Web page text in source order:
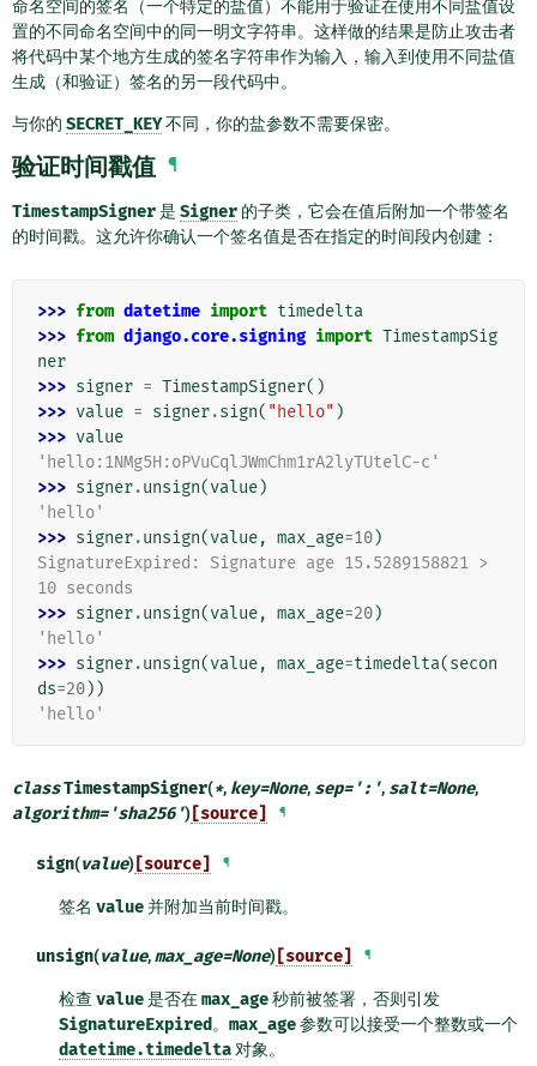
命名空间的签名（一个特定的盐值）不能用于验证在使用不同盐值设
置的不同命名空间中的同一明文字符串。这样做的结果是防止攻击者
将代码中某个地方生成的签名字符串作为输入，输入到使用不同盐值
生成（和验证）签名的另一段代码中。
与你的 SECRET_KEY不同，你的盐参数不需要保密。
验证时间戳值 ¶
TimestampSigner是 Signer 的子类，它会在值后附加一个带签名
的时间戳。这允许你确认一个签名值是否在指定的时间段内创建：
>>> from datetime import timedelta
>>> from django.core.signing import TimestampSig
ner
>>> signer = TimestampSigner()
>>> value = signer.sign( "hello" )
>>> value
'hello:1NMg5H:oPVuCqlJWmChm1rA2lyTUtelC-c'
>>> signer.unsign(value)
'hello'
>>> signer.unsign(value, max_age=10)
SignatureExpired: Signature age 15.5289158821 >
10 seconds
>>> signer.unsign(value, max_age=20)
'hello'
>>> signer.unsign(value, max_age=timedelta(secon
ds=20))
'hello'
classTimestampSigner(*, key=None, sep=':', salt=None,
algorithm='sha256') [source] ¶
sign(value)[source] ¶
签名value并附加当前时间戳。
unsign(value,max_age=None)[source] ¶
检查value是否在max_age秒前被签署，否则引发
SignatureExpired 。max_age参数可以接受一个整数或一个
datetime.timedelta 对象。